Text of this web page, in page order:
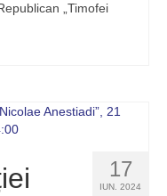
„Timofei
17
IUN. 2024